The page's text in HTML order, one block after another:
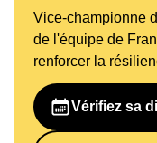
Vice-championne
de l'équipe de
renforcer la
Vérifiez sa